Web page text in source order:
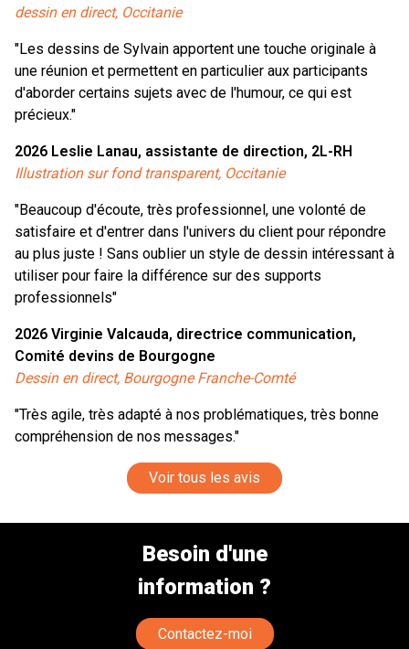
dessin en direct, Occitanie
"Les dessins de Sylvain apportent une touche originale à
une réunion et permettent en particulier aux participants
d'aborder certains sujets avec de l'humour, ce qui est
précieux."
2026 Leslie Lanau, assistante de direction, 2L-RH
Illustration sur fond transparent, Occitanie
"Beaucoup d'écoute, très professionnel, une volonté de
satisfaire et d'entrer dans l'univers du client pour répondre
au plus juste ! Sans oublier un style de dessin intéressant à
utiliser pour faire la différence sur des supports
professionnels"
2026 Virginie Valcauda, directrice communication,
Comité devins de Bourgogne
Dessin en direct, Bourgogne Franche-Comté
"Très agile, très adapté à nos problématiques, très bonne
compréhension de nos messages."
Voir tous les avis
Besoin d'une
information ?
Contactez-moi